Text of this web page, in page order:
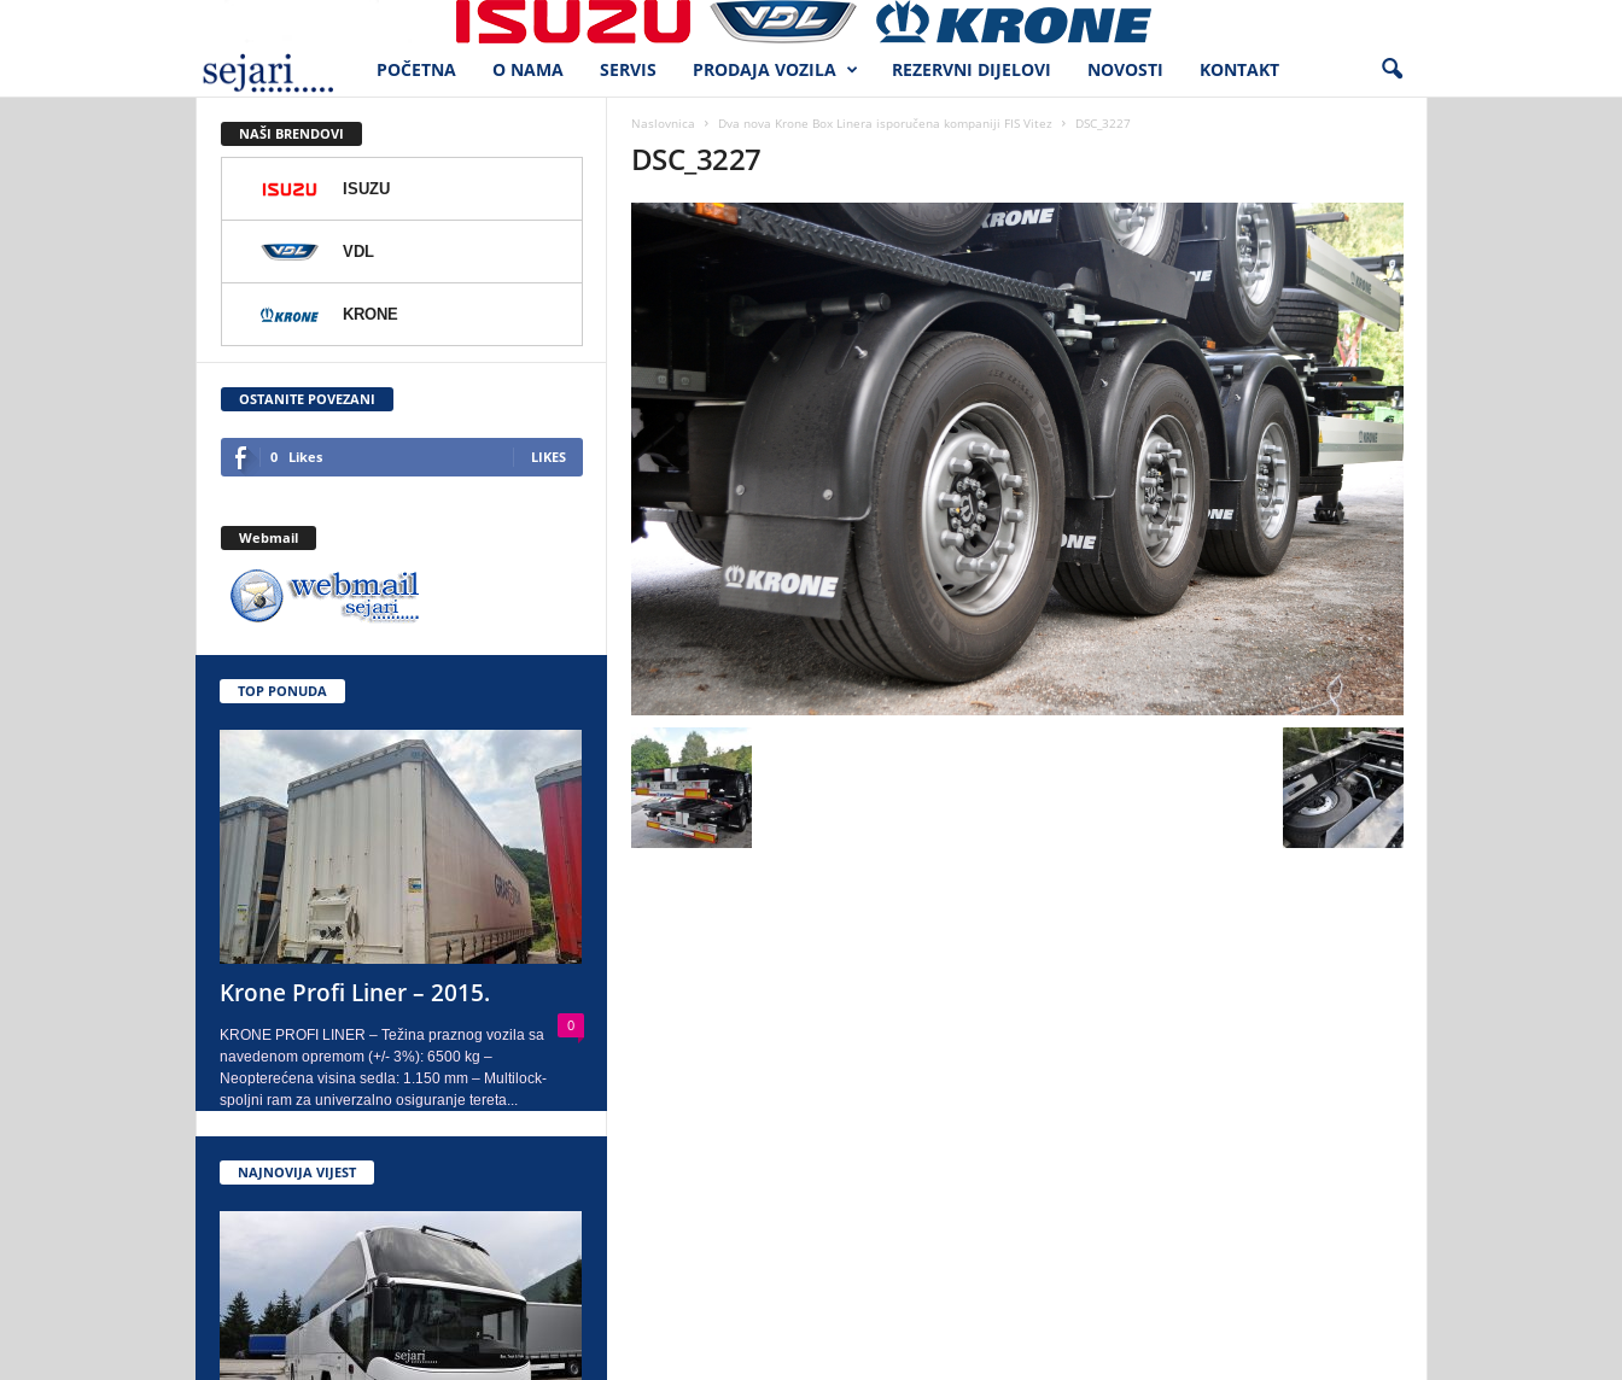
e
r
d
.
o
.
a
j
o
POČETNA O NAMA SERVIS PRODAJA VOZILA REZERVNI DIJELOVI NOVOSTI KONTAKT
Naslovnica Dva nova Krone Box Linera isporučena kompaniji FIS Vitez DSC_3227
DSC_3227
NAŠI BRENDOVI
ISUZU
VDL
KRONE
OSTANITE POVEZANI
0 Likes LIKES
Webmail
TOP PONUDA
Krone Profi Liner – 2015.
0
KRONE PROFI LINER – Težina praznog vozila sa
navedenom opremom (+/- 3%): 6500 kg –
Neopterećena visina sedla: 1.150 mm – Multilock-
spoljni ram za univerzalno osiguranje tereta...
NAJNOVIJA VIJEST